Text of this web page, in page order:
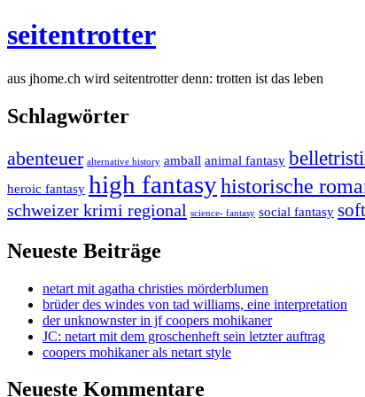
seitentrotter
aus jhome.ch wird seitentrotter denn: trotten ist das leben
Schlagwörter
abenteuer alternative history amball animal fantasy
heroic fantasy high fantasyhistorische
schweizer krimi regional science- fantasy social fantasy
Neueste Beiträge
netart mit agatha christies mörderblumen
brüder des windes von tad williams, eine interpretation
der unknownster in jf coopers mohikaner
JC: netart mit dem groschenheft sein letzter auftrag
coopers mohikaner als netart style
Neueste Kommentare